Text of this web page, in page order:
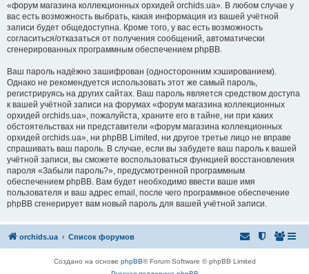
«форум магазина коллекционных орхидей orchids.ua». В любом случае у
вас есть возможность выбрать, какая информация из вашей учётной
записи будет общедоступна. Кроме того, у вас есть возможность
согласиться/отказаться от получения сообщений, автоматически
сгенерированных программным обеспечением phpBB.
Ваш пароль надёжно зашифрован (односторонним хэшированием).
Однако не рекомендуется использовать этот же самый пароль,
регистрируясь на других сайтах. Ваш пароль является средством доступа
к вашей учётной записи на форумах «форум магазина коллекционных
орхидей orchids.ua», пожалуйста, храните его в тайне, ни при каких
обстоятельствах ни представители «форум магазина коллекционных
орхидей orchids.ua», ни phpBB Limited, ни другое третье лицо не вправе
спрашивать ваш пароль. В случае, если вы забудете ваш пароль к вашей
учётной записи, вы сможете воспользоваться функцией восстановления
пароля «Забыли пароль?», предусмотренной программным
обеспечением phpBB. Вам будет необходимо ввести ваше имя
пользователя и ваш адрес email, после чего программное обеспечение
phpBB сгенерирует вам новый пароль для вашей учётной записи.
orchids.ua Список форумов
Создано на основе phpBB® Forum Software © phpBB Limited